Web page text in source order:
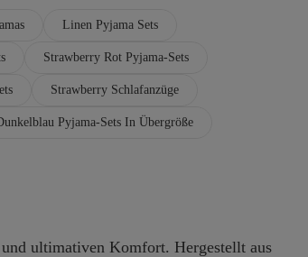
Linen Pyjama Sets
Strawberry Rot Pyjama-Sets
Strawberry Schlafanzüge
Pyjama-Sets In Übergröße
ultimativen Komfort. Hergestellt aus